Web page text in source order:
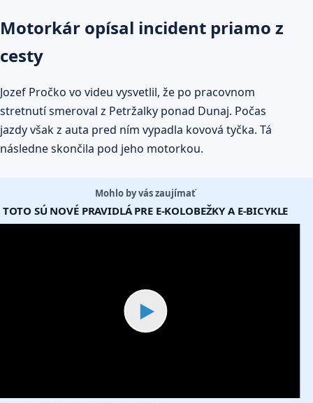
Motorkár opísal incident priamo z
cesty
Jozef Pročko vo videu vysvetlil, že po pracovnom
stretnutí smeroval z Petržalky ponad Dunaj. Počas
jazdy však z auta pred ním vypadla kovová tyčka. Tá
následne skončila pod jeho motorkou.
Mohlo by vás zaujímať
TOTO SÚ NOVÉ PRAVIDLÁ PRE E-KOLOBEŽKY A E-BICYKLE
▶